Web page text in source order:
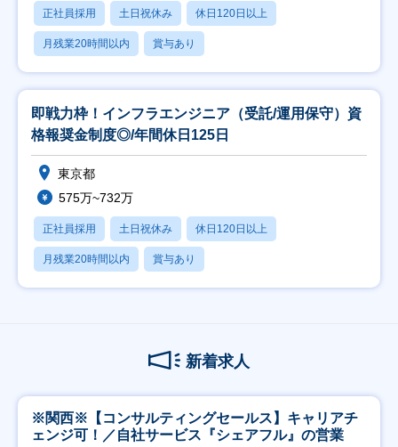
正社員採用 土日祝休み 休日120日以上
月残業20時間以内 賞与あり
即戦力枠！インフラエンジニア（受託/運用保守）資
格報奨金制度◎/年間休日125日
東京都
575万~732万
正社員採用 土日祝休み 休日120日以上
月残業20時間以内 賞与あり
新着求人
※関西※【コンサルティングセールス】キャリアチ
ェンジ可！／自社サービス『シェアフル』の営業